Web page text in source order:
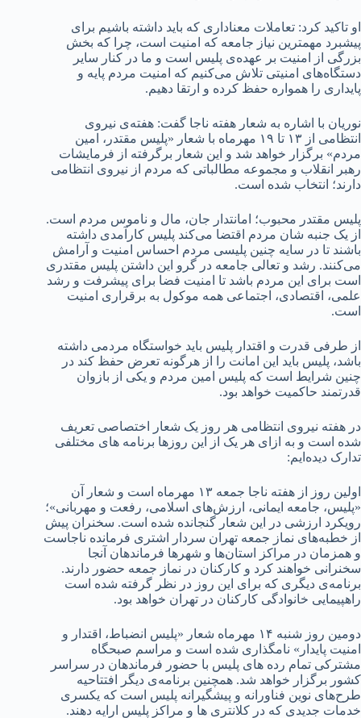
او تاکید کرد: تعاملات معناداری که باید داشته باشیم برای
پیشبرد مهمترین نیاز جامعه که امنیت است، چرا که بخش
بزرگی از امنیت بر عهده‌ی پلیس است و ما در کنار سایر
دستگاه‌های امنیتی تلاش می‌کنیم که امنیت مردم پایه و
پایداری را همواره حفظ کرده و ارتقا دهیم.
نوریان با اشاره به شعار هفته ناجا گفت: هفته‌ی نیروی
انتظامی از ۱۳ تا ۱۹ مهرماه با شعار «پلیس مقتدر، امین
مردم» برگزار خواهد شد و این شعار برگرفته از فرمایشات
رهبر انقلاب و مجموعه مطالباتی که مردم از نیروی انتظامی
دارند؛ انتخاب شده است.
پلیس مقتدر محبوب؛ امانتدار جان، مال و ناموس مردم است.
از یک جنبه شان مردم اقتضا می‌کند پلیس کارآمدی داشته
باشند تا در سایه چنین پلیسی مردم احساس امنیت و آرامش
می‌کنند. رشد و تعالی جامعه در گرو این داشتن پلیس مقتدری
است برای این مردم باشد تا امنیت فضا برای پیشرفت و رشد
علمی، اقتصادی، اجتماعی همه موکول به برقراری امنیت
است.
از طرفی قدرت و اقتدار پلیس باید خواستگاه مردمی داشته
باشد، پلیس باید این امانت را از هرگونه تعرض حفظ کند در
چنین شرایط است که پلیس امین مردم و یکی از بازوان
قدرتمند حاکمیت خواهد بود.
در هفته نیروی انتظامی هر روز یک شعار اختصاصی تعریف
شده است و به ازای هر یک از این روزها برنامه های مختلفی
تدارک دیده‌ایم:
اولین روز از هفته ناجا جمعه ۱۳ مهرماه است و شعار آن
«پلیس، جامعه ایمانی، ارزش‌های اسلامی، رفعت و مهربانی»؛
رویکرد ارزشی در این شعار گنجانده شده است. سخنران پیش
از خطبه‌های نماز جمعه تهران سردار اشتری فرمانده ناجاست
و همزمان در مراکز استان‌ها و شهرها فرماندهان آنجا
سخنرانی خواهند کرد و کارکنان در نماز جمعه حضور دارند.
برنامه‌ی دیگری که برای این روز در نظر گرفته شده است
راهپیمایی خانوادگی کارکنان در تهران خواهد بود.
دومین روز شنبه ۱۴ مهرماه شعار «پلیس انضباط، اقتدار و
امنیت پایدار» نامگذاری شده است و مراسم صبحگاه
مشترکی تمام رده های پلیس با حضور فرماندهان در سراسر
کشور برگزار خواهد شد. همچنین برنامه‌ی دیگر افتتاحیه
طرح‌های نوین فناورانه و پیشگیرانه پلیس است که یکسری
خدمات جدیدی که در کلانتری ها و مراکز پلیس ارایه دهند.